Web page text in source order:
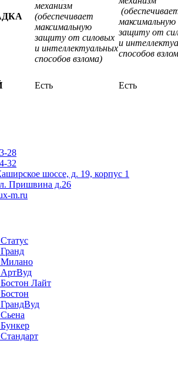
механизм
(обеспечивает
максимальную
защиту от силовых
и интеллектуальных
способов взлома)
максимальную
защиту от
и
способов
Есть Есть
28
32
шоссе, д. 19, корпус 1
Пришвина д.26
m.ru
Лайт